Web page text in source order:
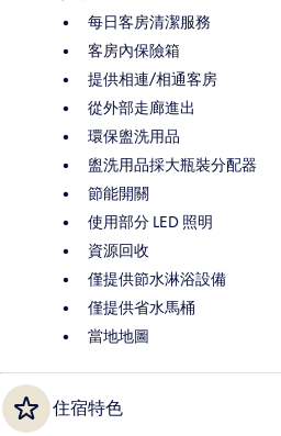
每日客房清潔服務
客房內保險箱
提供相連/相通客房
從外部走廊進出
環保盥洗用品
盥洗用品採大瓶裝分配器
節能開關
使用部分 LED 照明
資源回收
僅提供節水淋浴設備
僅提供省水馬桶
當地地圖
住宿特色